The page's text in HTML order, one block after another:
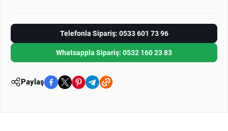
Telefonla Sipariş: 0533 601 73 96
Whatsappla Sipariş: 0532 160 23 83
Paylaş